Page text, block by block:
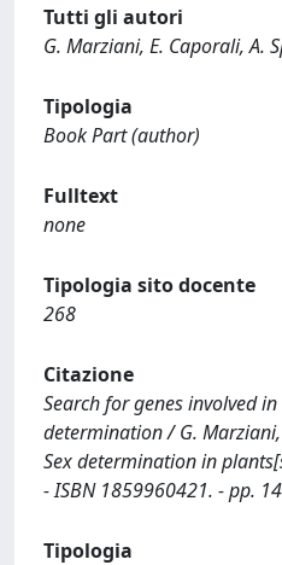
Tutti gli autori
G. Marziani, E. Caporali, A.
Tipologia
Book Part (author)
Fulltext
none
Tipologia sito docente
268
Citazione
Search for genes involved
determination / G.
Sex determination in
- ISBN 1859960421. - pp.
Tipologia